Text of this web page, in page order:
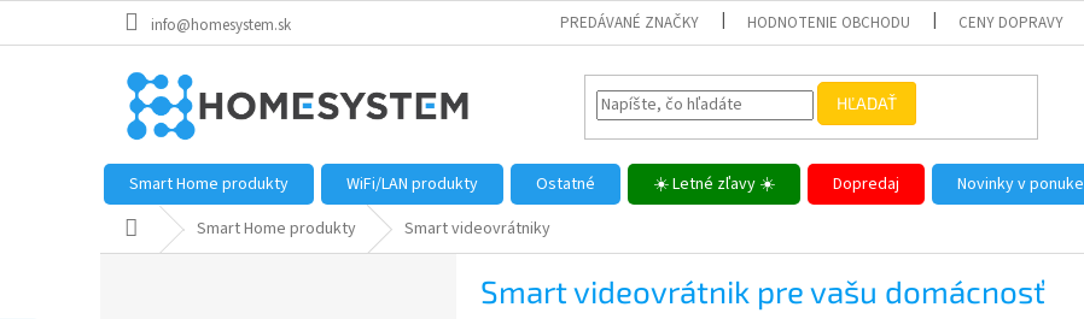
info@homesystem.sk PREDÁVANÉ ZNAČKY HODNOTENIE OBCHODU CENY DOPRAVY
HĽADAŤ
Smart Home produkty WiFi/LAN produkty Ostatné ☀️ Letné zľavy ☀️ Dopredaj Novinky v ponuke
DomovSmart Home produkty Smart videovrátniky
Smart videovrátnik pre vašu domácnosť